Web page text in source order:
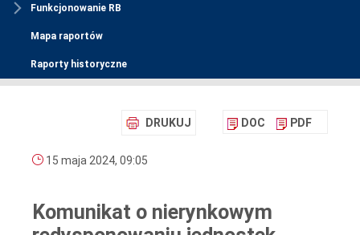
Funkcjonowanie RB
Mapa raportów
Raporty historyczne
DRUKUJ DOC PDF
15 maja 2024, 09:05
Komunikat o nierynkowym